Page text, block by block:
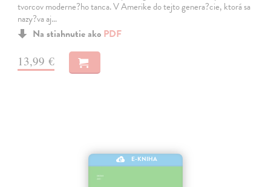
tvorcov moderne?ho tanca. V Amerike do tejto genera?cie, ktorá sa
nazy?va aj…
Na stiahnutie ako PDF
13,99 €
E-KNIHA